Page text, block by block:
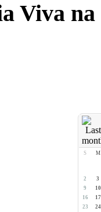
Viva
S M
2
3
9
10
16
17
23
24